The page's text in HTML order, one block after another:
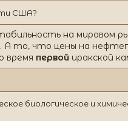
США?
на мировом
А то, что цены на
время первой иракской
биологическое и